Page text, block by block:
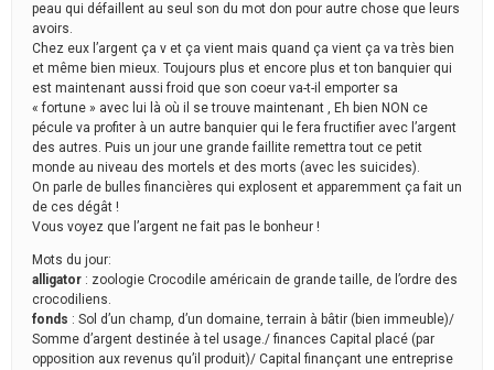
peau qui défaillent au seul son du mot don pour autre chose que leurs
avoirs.
Chez eux l’argent ça v et ça vient mais quand ça vient ça va très bien
et même bien mieux. Toujours plus et encore plus et ton banquier qui
est maintenant aussi froid que son coeur va-t-il emporter sa
« fortune » avec lui là où il se trouve maintenant , Eh bien NON ce
pécule va profiter à un autre banquier qui le fera fructifier avec l’argent
des autres. Puis un jour une grande faillite remettra tout ce petit
monde au niveau des mortels et des morts (avec les suicides).
On parle de bulles financières qui explosent et apparemment ça fait un
de ces dégât !
Vous voyez que l’argent ne fait pas le bonheur !
Mots du jour:
alligator : zoologie Crocodile américain de grande taille, de l’ordre des
crocodiliens.
fonds : Sol d’un champ, d’un domaine, terrain à bâtir (bien immeuble)/
Somme d’argent destinée à tel usage./ finances Capital placé (par
opposition aux revenus qu’il produit)/ Capital finançant une entreprise